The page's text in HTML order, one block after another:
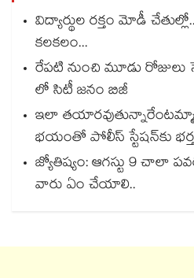
విద్యార్థుల రక్తం మోడీ
కలకలం...
రేపటి నుంచి మూడు రోజులు
లో సిటీ జనం బిజీ
ఇలా
భయంతో పోలీస్ స్టేషన్⁫కు
జ్యోతిష్యం: ఆగస్టు 9 చాలా
వారు ఏం చేయాలి..